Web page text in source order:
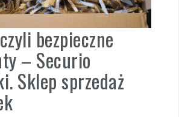
bezpieczne
– Securio
Sklep sprzedaż